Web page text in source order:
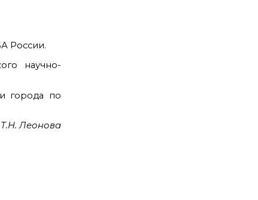
России.
научно-
города по
Леонова